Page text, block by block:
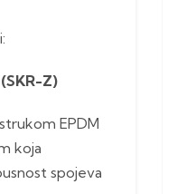
Z)
EPDM
koja
spojeva